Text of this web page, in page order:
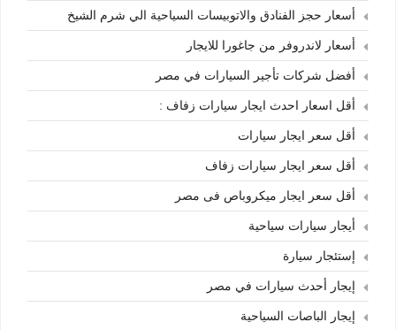
أسعار حجز الفنادق والاتوبيسات السياحية الي شرم الشيخ
أسعار لاندروفر من جاغورا للايجار
أفضل شركات تأجير السيارات في مصر
أقل اسعار احدث ايجار سيارات زفاف :
أقل سعر ايجار سيارات
أقل سعر ايجار سيارات زفاف
أقل سعر ايجار ميكروباص فى مصر
أيجار سيارات سياحية
إستئجار سيارة
إيجار أحدث سيارات في مصر
إيجار الباصات السياحية